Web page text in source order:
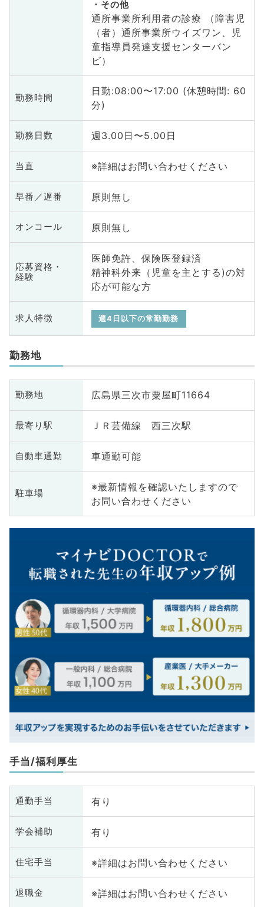
その他
通所事業所利用者の診療 （障害児
（者）通所事業所ウイズワン、児
童指導員発達支援センターバン
ビ）
勤務時間
日勤:08:00〜17:00 (休憩時間: 60
分)
勤務日数 週3.00日〜5.00日
当直 ※詳細はお問い合わせください
早番／遅番 原則無し
オンコール 原則無し
応募資格・
経験
医師免許、保険医登録済
精神科外来（児童を主とする)の対
応が可能な方
求人特徴 週4日以下の常勤勤務
勤務地
勤務地 広島県三次市粟屋町11664
最寄り駅 ＪＲ芸備線 西三次駅
自動車通勤 車通勤可能
駐車場
※最新情報を確認いたしますので
お問い合わせください
手当/福利厚生
通勤手当 有り
学会補助 有り
住宅手当 ※詳細はお問い合わせください
退職金 ※詳細はお問い合わせください